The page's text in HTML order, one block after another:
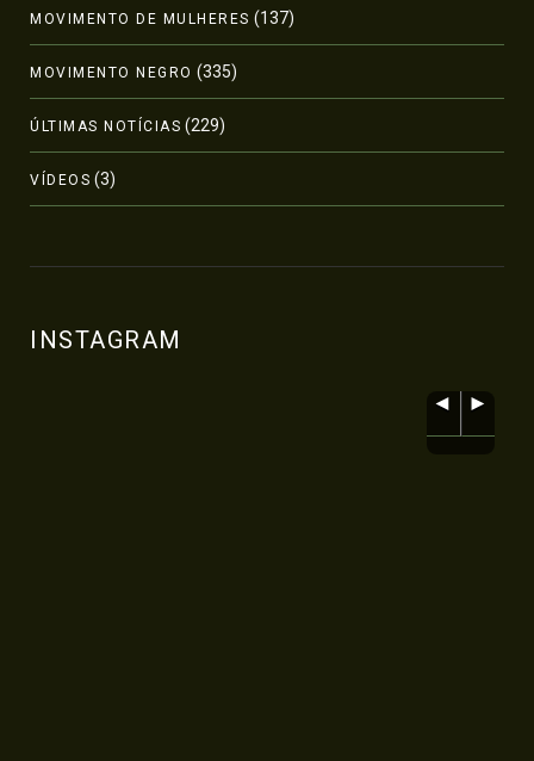
MOVIMENTO DE MULHERES (137)
MOVIMENTO NEGRO (335)
ÚLTIMAS NOTÍCIAS (229)
VÍDEOS (3)
INSTAGRAM